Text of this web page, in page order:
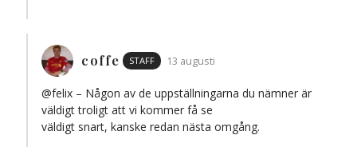
coffe STAFF 13 augusti
@felix – Någon av de uppställningarna du nämner är
väldigt troligt att vi kommer få se
väldigt snart, kanske redan nästa omgång.